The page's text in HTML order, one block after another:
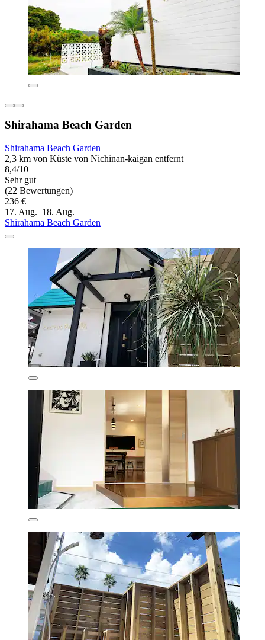
Shirahama Beach Garden
Shirahama Beach Garden
2,3 km von Küste von Nichinan-kaigan entfernt
8,4/10
Sehr gut
(22 Bewertungen)
236 €
17. Aug.–18. Aug.
Shirahama Beach Garden